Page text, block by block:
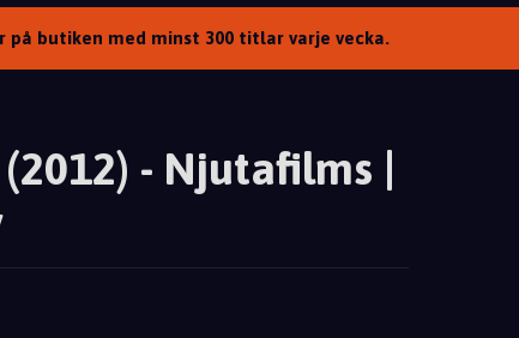
butiken med minst 300 titlar varje vecka.
- Njutafilms |